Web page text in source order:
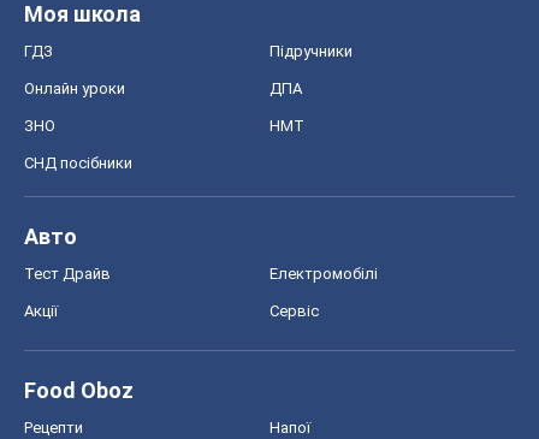
Моя школа
ГДЗ Підручники
Онлайн уроки ДПА
ЗНО НМТ
СНД посібники
Авто
Тест Драйв Електромобілі
Акції Сервіс
Food Oboz
Рецепти Напої